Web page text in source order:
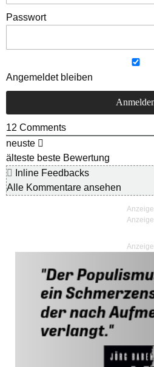
Passwort
Angemeldet bleiben
12 Comments
neuste
älteste beste Bewertung
Inline Feedbacks
Alle Kommentare ansehen
Anzeige